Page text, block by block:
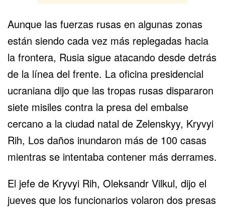
Aunque las fuerzas rusas en algunas zonas
están siendo cada vez más replegadas hacia
la frontera, Rusia sigue atacando desde detrás
de la línea del frente. La oficina presidencial
ucraniana dijo que las tropas rusas dispararon
siete misiles contra la presa del embalse
cercano a la ciudad natal de Zelenskyy, Kryvyi
Rih, Los daños inundaron más de 100 casas
mientras se intentaba contener más derrames.
El jefe de Kryvyi Rih, Oleksandr Vilkul, dijo el
jueves que los funcionarios volaron dos presas